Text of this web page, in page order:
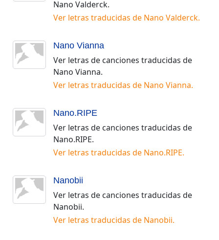
Nano Valderck.
Ver letras traducidas de Nano Valderck.
Nano Vianna
Ver letras de canciones traducidas de
Nano Vianna.
Ver letras traducidas de Nano Vianna.
Nano.RIPE
Ver letras de canciones traducidas de
Nano.RIPE.
Ver letras traducidas de Nano.RIPE.
Nanobii
Ver letras de canciones traducidas de
Nanobii.
Ver letras traducidas de Nanobii.